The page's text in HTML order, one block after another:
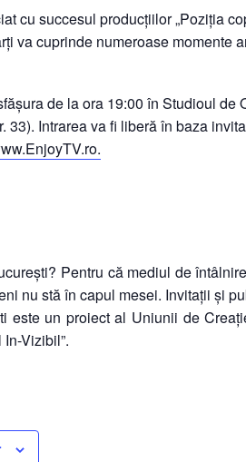
cu succesul producțiilor „Poziția
va cuprinde numeroase momente
de la ora 19:00 în Studioul
33). Intrarea va fi liberă în baza
Pentru că mediul de
nu stă în capul mesei. Invitații și
este un proiect al Uniunii de
Vizibil”.